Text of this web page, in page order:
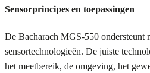
Sensorprincipes en toepassingen
De Bacharach MGS-550 ondersteunt
sensortechnologieën. De juiste
het meetbereik, de omgeving, het